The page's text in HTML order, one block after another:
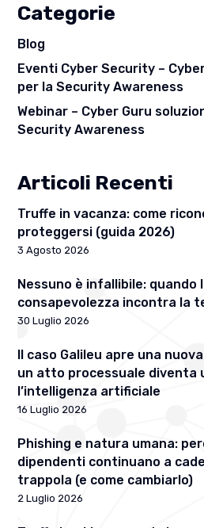
Categorie
Blog
Eventi Cyber Security –
per la Security Awareness
Webinar – Cyber Guru
Security Awareness
Articoli Recenti
Truffe in vacanza: come
proteggersi (guida 2026)
3 Agosto 2026
Nessuno è infallibile: quando
consapevolezza incontra la
30 Luglio 2026
Il caso Galileu apre una
un atto processuale diventa
l’intelligenza artificiale
16 Luglio 2026
Phishing e natura umana:
dipendenti continuano a
trappola (e come cambiarlo)
2 Luglio 2026